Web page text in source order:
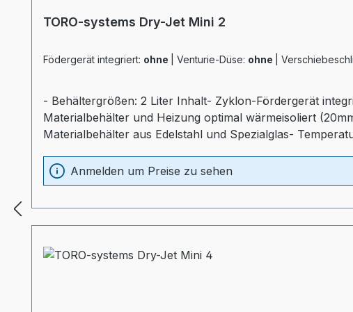
TORO-systems Dry-Jet Mini 2
Födergerät integriert: ohne Venturie-Düse: ohne
- Behältergrößen: 2 Liter Inhalt- Zyklon-Fördergerät
Materialbehälter und Heizung optimal wärmeisoliert
Materialbehälter aus Edelstahl und Spezialglas-
Anmelden um Preise zu sehen